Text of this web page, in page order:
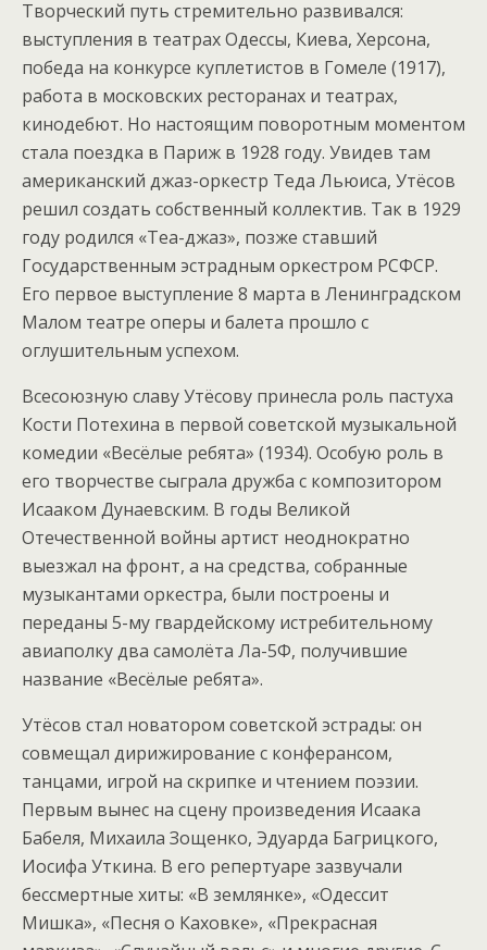
Творческий путь стремительно развивался:
выступления в театрах Одессы, Киева, Херсона,
победа на конкурсе куплетистов в Гомеле (1917),
работа в московских ресторанах и театрах,
кинодебют. Но настоящим поворотным моментом
стала поездка в Париж в 1928 году. Увидев там
американский джаз-оркестр Теда Льюиса, Утёсов
решил создать собственный коллектив. Так в 1929
году родился «Теа-джаз», позже ставший
Государственным эстрадным оркестром РСФСР.
Его первое выступление 8 марта в Ленинградском
Малом театре оперы и балета прошло с
оглушительным успехом.
Всесоюзную славу Утёсову принесла роль пастуха
Кости Потехина в первой советской музыкальной
комедии «Весёлые ребята» (1934). Особую роль в
его творчестве сыграла дружба с композитором
Исааком Дунаевским. В годы Великой
Отечественной войны артист неоднократно
выезжал на фронт, а на средства, собранные
музыкантами оркестра, были построены и
переданы 5-му гвардейскому истребительному
авиаполку два самолёта Ла-5Ф, получившие
название «Весёлые ребята».
Утёсов стал новатором советской эстрады: он
совмещал дирижирование с конферансом,
танцами, игрой на скрипке и чтением поэзии.
Первым вынес на сцену произведения Исаака
Бабеля, Михаила Зощенко, Эдуарда Багрицкого,
Иосифа Уткина. В его репертуаре зазвучали
бессмертные хиты: «В землянке», «Одессит
Мишка», «Песня о Каховке», «Прекрасная